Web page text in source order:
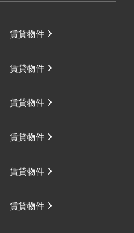
賃貸物件
賃貸物件
賃貸物件
賃貸物件
賃貸物件
賃貸物件